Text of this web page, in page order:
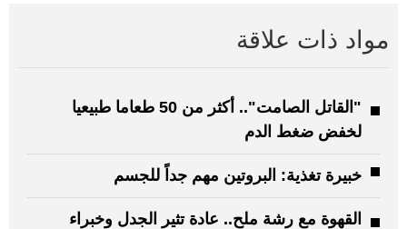
مواد ذات علاقة
"القاتل الصامت".. أكثر من 50 طعاما طبيعيا
لخفض ضغط الدم
خبيرة تغذية: البروتين مهم جداً للجسم
القهوة مع رشة ملح.. عادة تثير الجدل وخبراء